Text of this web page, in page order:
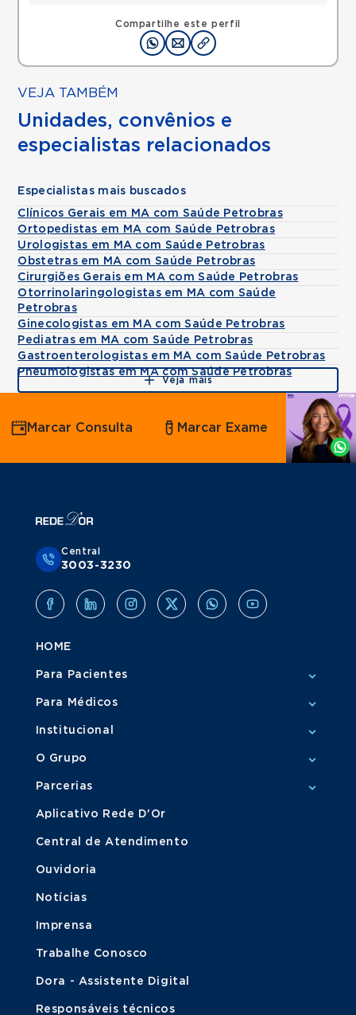
Compartilhe este perfil
VEJA TAMBÉM
Unidades, convênios e
especialistas relacionados
Especialistas mais buscados
Clínicos Gerais em MA com Saúde Petrobras
Ortopedistas em MA com Saúde Petrobras
Urologistas em MA com Saúde Petrobras
Obstetras em MA com Saúde Petrobras
Cirurgiões Gerais em MA com Saúde Petrobras
Otorrinolaringologistas em MA com Saúde
Petrobras
Ginecologistas em MA com Saúde Petrobras
Pediatras em MA com Saúde Petrobras
Gastroenterologistas em MA com Saúde Petrobras
Pneumologistas em MA com Saúde Petrobras
Veja mais
Agende
por
Whatsapp
Marcar Consulta Marcar Exame
Central
3003-3230
HOME
Para Pacientes
Para Médicos
Institucional
O Grupo
Parcerias
Aplicativo Rede D'Or
Central de Atendimento
Ouvidoria
Notícias
Imprensa
Trabalhe Conosco
Dora - Assistente Digital
Responsáveis técnicos